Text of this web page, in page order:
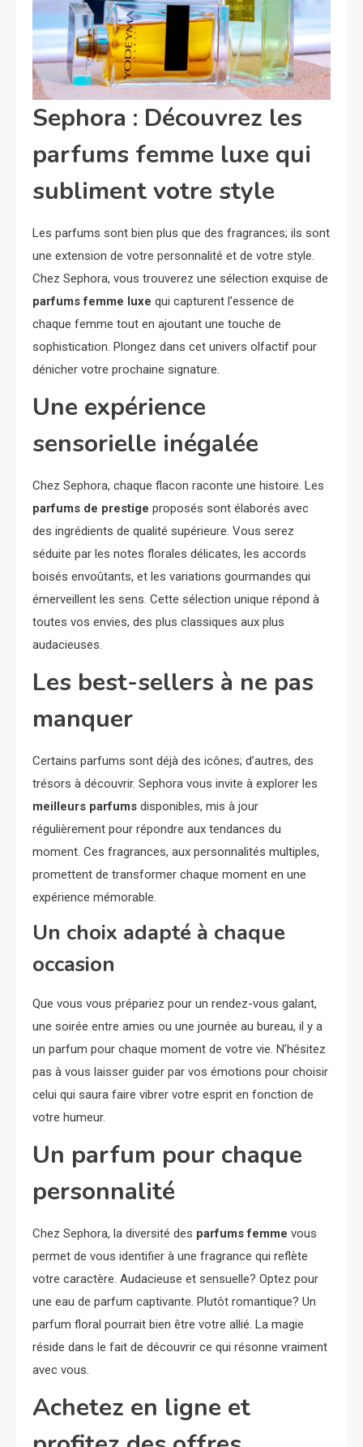
Sephora : Découvrez les
parfums femme luxe qui
subliment votre style
Les parfums sont bien plus que des fragrances; ils sont
une extension de votre personnalité et de votre style.
Chez Sephora, vous trouverez une sélection exquise de
parfums femme luxe qui capturent l’essence de
chaque femme tout en ajoutant une touche de
sophistication. Plongez dans cet univers olfactif pour
dénicher votre prochaine signature.
Une expérience
sensorielle inégalée
Chez Sephora, chaque flacon raconte une histoire. Les
parfums de prestige proposés sont élaborés avec
des ingrédients de qualité supérieure. Vous serez
séduite par les notes florales délicates, les accords
boisés envoûtants, et les variations gourmandes qui
émerveillent les sens. Cette sélection unique répond à
toutes vos envies, des plus classiques aux plus
audacieuses.
Les best-sellers à ne pas
manquer
Certains parfums sont déjà des icônes; d’autres, des
trésors à découvrir. Sephora vous invite à explorer les
meilleurs parfums disponibles, mis à jour
régulièrement pour répondre aux tendances du
moment. Ces fragrances, aux personnalités multiples,
promettent de transformer chaque moment en une
expérience mémorable.
Un choix adapté à chaque
occasion
Que vous vous prépariez pour un rendez-vous galant,
une soirée entre amies ou une journée au bureau, il y a
un parfum pour chaque moment de votre vie. N’hésitez
pas à vous laisser guider par vos émotions pour choisir
celui qui saura faire vibrer votre esprit en fonction de
votre humeur.
Un parfum pour chaque
personnalité
Chez Sephora, la diversité des parfums femme vous
permet de vous identifier à une fragrance qui reflète
votre caractère. Audacieuse et sensuelle? Optez pour
une eau de parfum captivante. Plutôt romantique? Un
parfum floral pourrait bien être votre allié. La magie
réside dans le fait de découvrir ce qui résonne vraiment
avec vous.
Achetez en ligne et